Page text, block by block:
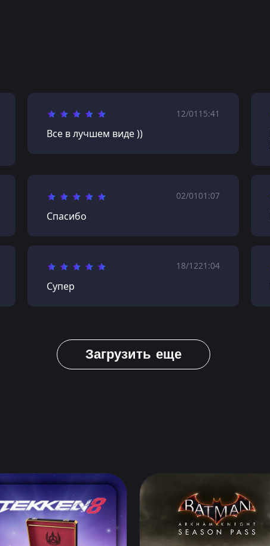
12/01 15:41
Все в лучшем виде ))
02/0101:07
Спасибо
18/1221:04
Супер
Загрузить еще